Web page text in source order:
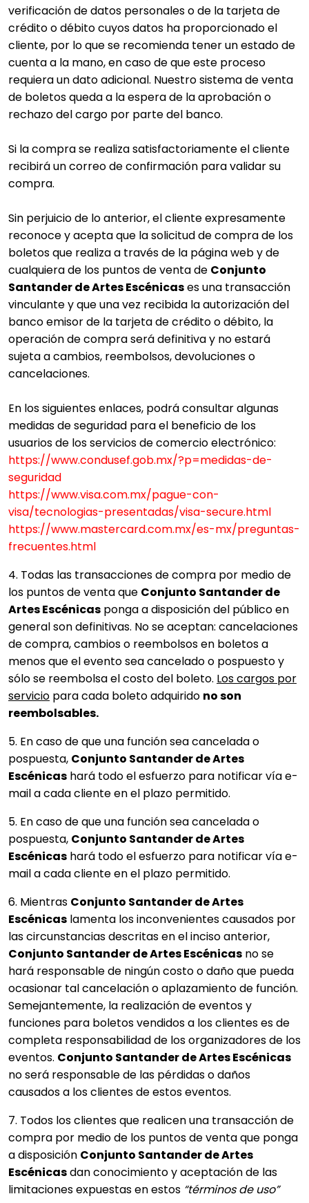
verificación de datos personales o de la tarjeta de
crédito o débito cuyos datos ha proporcionado el
cliente, por lo que se recomienda tener un estado de
cuenta a la mano, en caso de que este proceso
requiera un dato adicional. Nuestro sistema de venta
de boletos queda a la espera de la aprobación o
rechazo del cargo por parte del banco.
Si la compra se realiza satisfactoriamente el cliente
recibirá un correo de confirmación para validar su
compra.
Sin perjuicio de lo anterior, el cliente expresamente
reconoce y acepta que la solicitud de compra de los
boletos que realiza a través de la página web y de
cualquiera de los puntos de venta de Conjunto
Santander de Artes Escénicases una transacción
vinculante y que una vez recibida la autorización del
banco emisor de la tarjeta de crédito o débito, la
operación de compra será definitiva y no estará
sujeta a cambios, reembolsos, devoluciones o
cancelaciones.
En los siguientes enlaces, podrá consultar algunas
medidas de seguridad para el beneficio de los
usuarios de los servicios de comercio electrónico:
https://www.condusef.gob.mx/?p=medidas-de-
seguridad
https://www.visa.com.mx/pague-con-
visa/tecnologias-presentadas/visa-secure.html
https://www.mastercard.com.mx/es-mx/preguntas-
frecuentes.html
4. Todas las transacciones de compra por medio de
los puntos de venta que Conjunto Santander de
Artes Escénicas ponga a disposición del público en
general son definitivas. No se aceptan: cancelaciones
de compra, cambios o reembolsos en boletos a
menos que el evento sea cancelado o pospuesto y
sólo se reembolsa el costo del boleto. Los cargos por
servicio para cada boleto adquirido no son
reembolsables.
5. En caso de que una función sea cancelada o
pospuesta, Conjunto Santander de Artes
Escénicas hará todo el esfuerzo para notificar vía e-
mail a cada cliente en el plazo permitido.
5. En caso de que una función sea cancelada o
pospuesta, Conjunto Santander de Artes
Escénicas hará todo el esfuerzo para notificar vía e-
mail a cada cliente en el plazo permitido.
6. Mientras Conjunto Santander de Artes
Escénicas lamenta los inconvenientes causados por
las circunstancias descritas en el inciso anterior,
Conjunto Santander de Artes Escénicas no se
hará responsable de ningún costo o daño que pueda
ocasionar tal cancelación o aplazamiento de función.
Semejantemente, la realización de eventos y
funciones para boletos vendidos a los clientes es de
completa responsabilidad de los organizadores de los
eventos. Conjunto Santander de Artes Escénicas
no será responsable de las pérdidas o daños
causados a los clientes de estos eventos.
7. Todos los clientes que realicen una transacción de
compra por medio de los puntos de venta que ponga
a disposición Conjunto Santander de Artes
Escénicasdan conocimiento y aceptación de las
limitaciones expuestas en estos “términos de uso”